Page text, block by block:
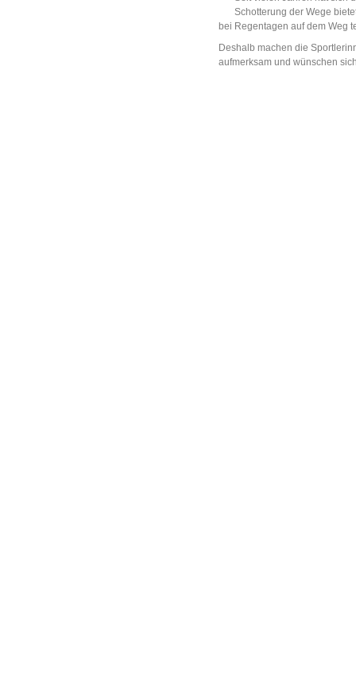
Schotterung der Wege
bei Regentagen auf dem Weg
Deshalb machen die
aufmerksam und wünschen